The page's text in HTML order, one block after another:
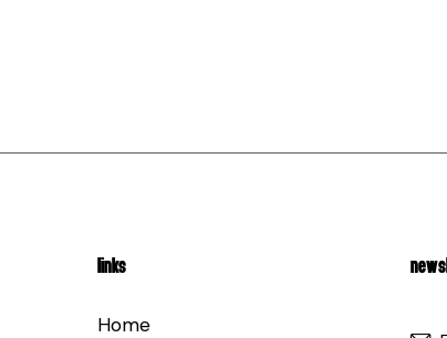
LINKS
Home